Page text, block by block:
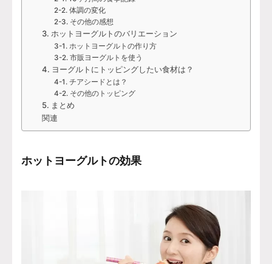
2-2. 体調の変化
2-3. その他の感想
3. ホットヨーグルトのバリエーション
3-1. ホットヨーグルトの作り方
3-2. 市販ヨーグルトを使う
4. ヨーグルトにトッピングしたい食材は？
4-1. チアシードとは？
4-2. その他のトッピング
5. まとめ
関連
ホットヨーグルトの効果